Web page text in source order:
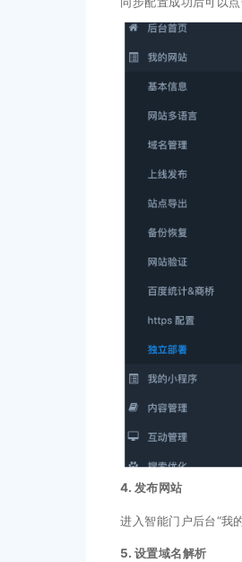
4. 发布网站
进入智能门户后台“我
5. 设置域名解析